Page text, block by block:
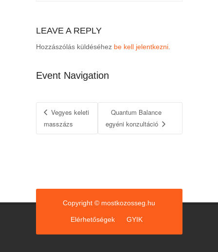
LEAVE A REPLY
Hozzászólás küldéséhez be kell jelentkezni.
Event Navigation
Vegyes keleti
masszázs
Quantum Balance
egyéni konzultáció
Copyright © mostkozosseg.hu
Elérhetőségek GYIK